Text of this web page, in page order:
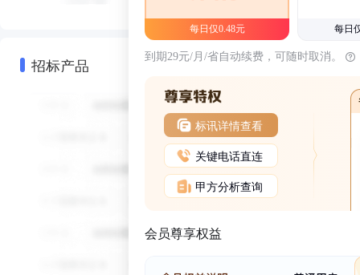
招标产品
每日仅0.48元 每日
到期29元/月/省自动续费，可随时取消。
标讯详情查看
关键电话直连
甲方分析查询
会员尊享权益